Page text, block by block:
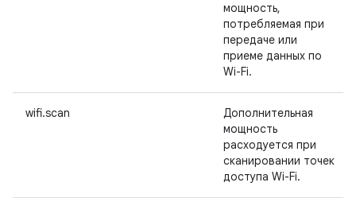
мощность,
потребляемая при
передаче или
приеме данных по
Wi-Fi.
wifi.scan
Дополнительная
мощность
расходуется при
сканировании точек
доступа Wi-Fi.